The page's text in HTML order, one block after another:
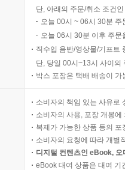
단, 아래의 주문/취소 조건
오늘 00시 ~ 06시 30분
오늘 06시 30분 이후 주
직수입 음반/영상물/기프트
단, 당일 00시~13시 사이의
박스 포장은 택배 배송이
소비자의 책임 있는 사유로
소비자의 사용, 포장 개봉
복제가 가능한 상품 등의
소비자의 요청에 따라 개별
디지털 컨텐츠인 eBook,
eBook 대여 상품은 대여 기